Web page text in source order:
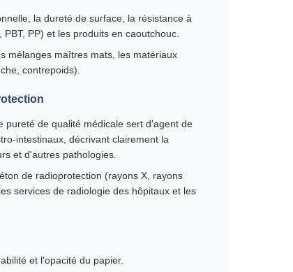
la dureté de surface, la résistance à
PP) et les produits en caoutchouc.
mélanges maîtres mats, les matériaux
contrepoids).
pureté de qualité médicale sert d'agent de
intestinaux, décrivant clairement la
et d'autres pathologies.
de radioprotection (rayons X, rayons
services de radiologie des hôpitaux et les
et l'opacité du papier.